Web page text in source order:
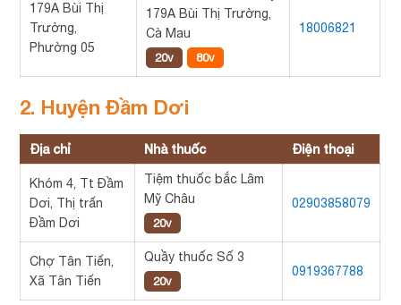
179A Bùi Thị
Trường,
Phường 05
179A Bùi Thị Trường,
Cà Mau
20v 80v
18006821
2. Huyện Đầm Dơi
Địa chỉ Nhà thuốc Điện thoại
Khóm 4, Tt Đầm
Dơi, Thị trấn
Đầm Dơi
Tiệm thuốc bắc Lâm
Mỹ Châu
20v
02903858079
Chợ Tân Tiến,
Xã Tân Tiến
Quầy thuốc Số 3
20v
0919367788